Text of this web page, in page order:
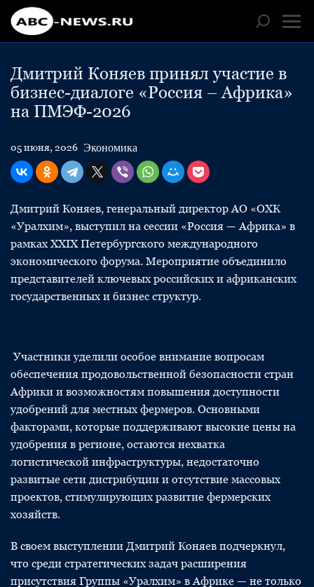
Дмитрий Коняев принял участие в
бизнес-диалоге «Россия – Африка»
на ПМЭФ-2026
05 июня, 2026 Экономика
Дмитрий Коняев, генеральный директор АО «ОХК
«Уралхим», выступил на сессии «Россия — Африка» в
рамках XXIX Петербургского международного
экономического форума. Мероприятие объединило
представителей ключевых российских и африканских
государственных и бизнес структур.
Участники уделили особое внимание вопросам
обеспечения продовольственной безопасности стран
Африки и возможностям повышения доступности
удобрений для местных фермеров. Основными
факторами, которые поддерживают высокие цены на
удобрения в регионе, остаются нехватка
логистической инфраструктуры, недостаточно
развитые сети дистрибуции и отсутствие массовых
проектов, стимулирующих развитие фермерских
хозяйств.
В своем выступлении Дмитрий Коняев подчеркнул,
что среди стратегических задач расширения
присутствия Группы «Уралхим» в Африке — не только